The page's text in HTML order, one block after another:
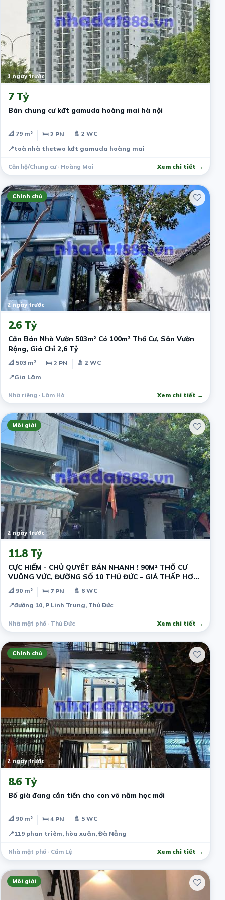
1 ngày trước
7 Tỷ
Bán chung cư kđt gamuda hoàng mai hà nội
📐 79 m² 🛏 2 PN
🚿 2 WC
📍toà nhà thetwo kđt gamuda hoàng mai
Căn hộ/Chung cư · Hoàng Mai Xem chi tiết →
Chính chủ
2 ngày trước
2.6 Tỷ
Cần Bán Nhà Vườn 503m² Có 100m² Thổ Cư, Sân Vườn
Rộng, Giá Chỉ 2,6 Tỷ
📐 503 m² 🛏 2 PN
🚿 2 WC
📍Gia Lâm
Nhà riêng · Lâm Hà Xem chi tiết →
Môi giới
2 ngày trước
11.8 Tỷ
CỰC HIẾM - CHỦ QUYẾT BÁN NHANH ! 90M² THỔ CƯ
VUÔNG VỨC, ĐƯỜNG SỐ 10 THỦ ĐỨC – GIÁ THẤP HƠN
THỊ TRƯỜNG - DÒNG TIỀN SẴN
📐 90 m² 🛏 7 PN
🚿 6 WC
📍đường 10, P Linh Trung, Thủ Đức
Nhà mặt phố · Thủ Đức Xem chi tiết →
Chính chủ
2 ngày trước
8.6 Tỷ
Bố già đang cần tiền cho con vô năm học mới
📐 90 m² 🛏 4 PN
🚿 5 WC
📍119 phan triêm, hòa xuân, Đà Nẵng
Nhà mặt phố · Cẩm Lệ Xem chi tiết →
Môi giới